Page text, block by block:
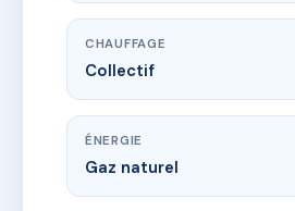
CHAUFFAGE
Collectif
ÉNERGIE
Gaz naturel